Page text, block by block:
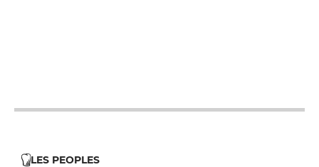
LES PEOPLES